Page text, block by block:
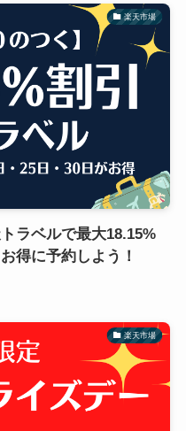
楽天市場
ラベルで最大18.15%
得に予約しよう！
楽天市場